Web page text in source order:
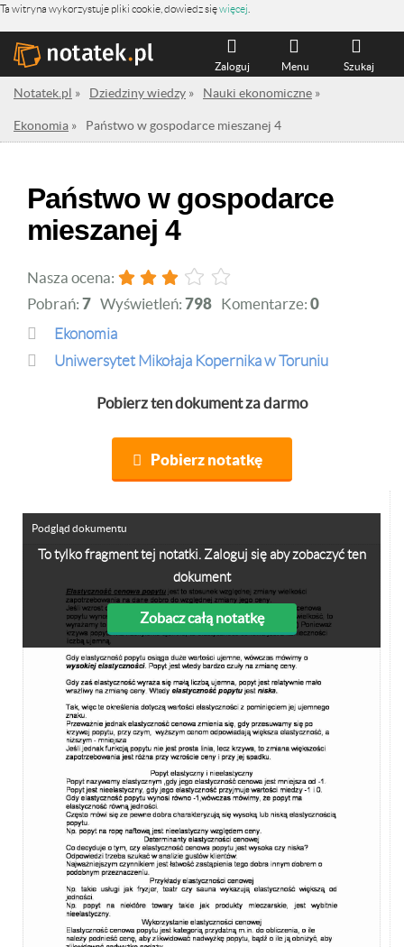
Ta witryna wykorzystuje pliki cookie, dowiedz sięwięcej
Szukaj
Menu
Zaloguj
Notatek.pl » Dziedziny wiedzy » Nauki ekonomiczne »
Ekonomia » Państwo w gospodarce mieszanej 4
Państwo w gospodarce
mieszanej 4
Nasza ocena:
Pobrań: 7 Wyświetleń: 798 Komentarze: 0
Ekonomia
Uniwersytet Mikołaja Kopernika w Toruniu
Pobierz ten dokument za darmo
Pobierz notatkę
To tylko fragment tej notatki. Zaloguj się aby zobaczyć ten
dokument
Zobacz całą notatkę
Podgląd dokumentu